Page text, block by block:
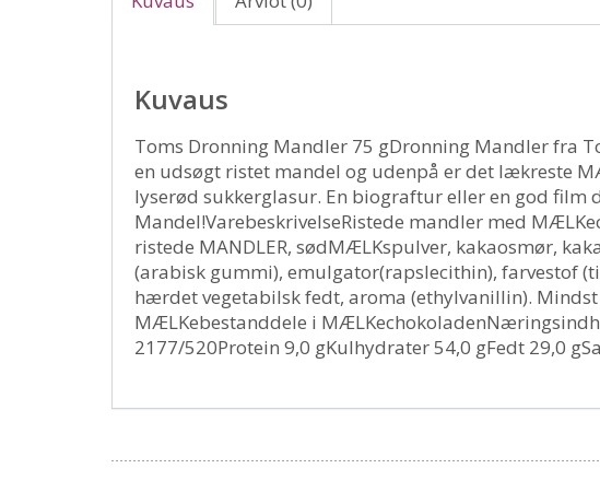
Kuvaus
Toms Dronning Mandler 75 gDronning Mandler fra
en udsøgt ristet mandel og udenpå er det lækreste
lyserød sukkerglasur. En biograftur eller en god film
Mandel!VarebeskrivelseRistede mandler med
ristede MANDLER, sødMÆLKspulver, kakaosmør,
(arabisk gummi), emulgator(rapslecithin), farvestof
hærdet vegetabilsk fedt, aroma (ethylvanillin).
MÆLKebestanddele i
2177/520Protein 9,0 gKulhydrater 54,0 gFedt 29,0